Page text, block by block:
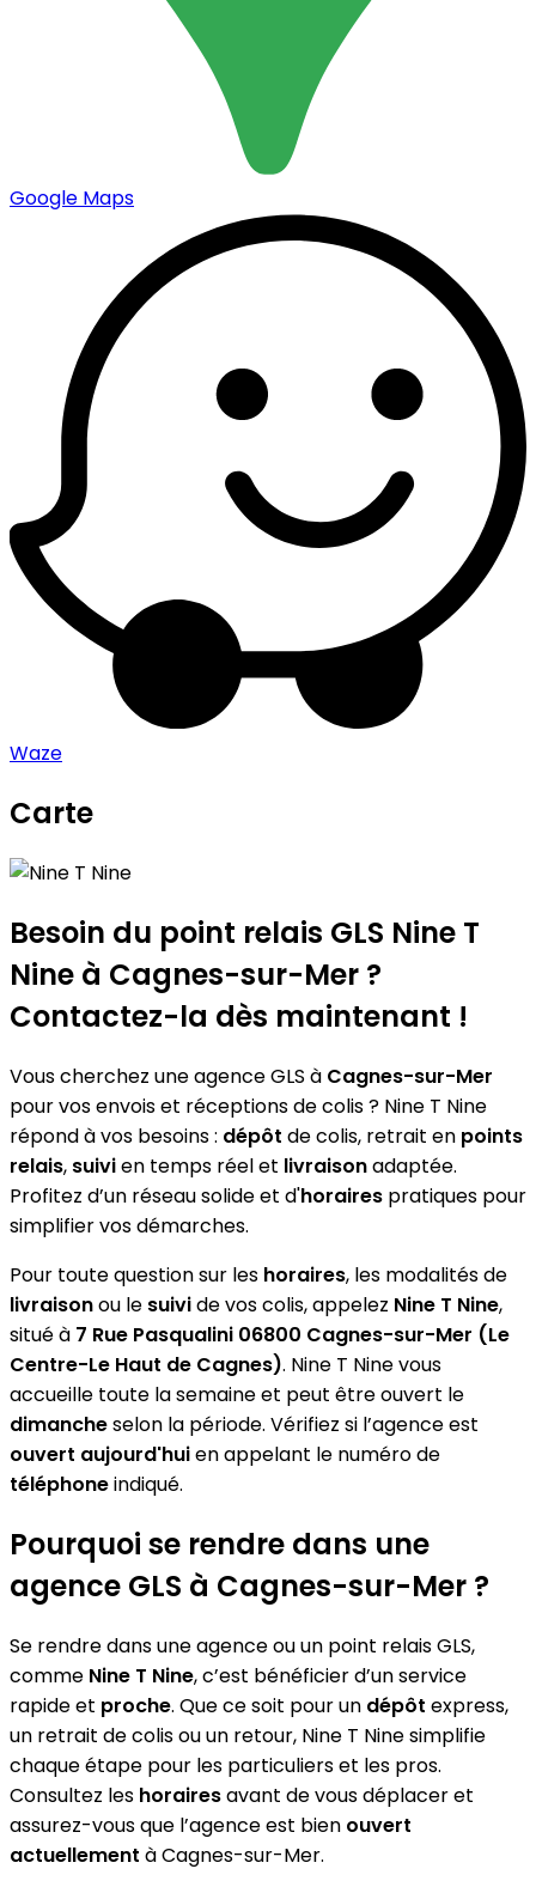
Google Maps
Waze
Carte
+
−
Besoin du point relais GLS Nine T
Nine à Cagnes-sur-Mer ?
Contactez-la dès maintenant !
Vous cherchez une agence GLS à Cagnes-sur-Mer
pour vos envois et réceptions de colis ? Nine T Nine
répond à vos besoins : dépôt de colis, retrait en points
relais, suivien temps réel et livraisonadaptée.
Profitez d’un réseau solide et d'horaires pratiques pour
simplifier vos démarches.
Pour toute question sur les horaires, les modalités de
livraisonou le suivide vos colis, appelez Nine T Nine,
situé à 7 Rue Pasqualini 06800 Cagnes-sur-Mer (Le
Centre-Le Haut de Cagnes). Nine T Nine vous
accueille toute la semaine et peut être ouvert le
dimancheselon la période. Vérifiez si l’agence est
ouvert aujourd'huien appelant le numéro de
téléphoneindiqué.
Pourquoi se rendre dans une
agence GLS à Cagnes-sur-Mer ?
Se rendre dans une agence ou un point relais GLS,
comme Nine T Nine, c’est bénéficier d’un service
rapide et proche. Que ce soit pour un dépôt express,
un retrait de colis ou un retour, Nine T Nine simplifie
chaque étape pour les particuliers et les pros.
Consultez les horairesavant de vous déplacer et
assurez-vous que l’agence est bien ouvert
actuellement à Cagnes-sur-Mer.